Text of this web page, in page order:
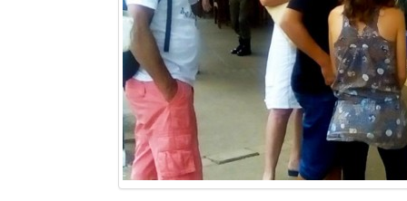
Les Petites Annonces
La Tribune de Diego en PDF